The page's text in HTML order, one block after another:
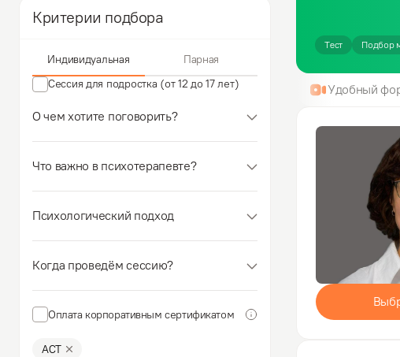
Критерии подбора
Индивидуальная
Парная
Сессия для подростка (от 12 до 17 лет)
О чем хотите поговорить?
Что важно в психотерапевте?
Психологический подход
Когда проведём сессию?
Оплата корпоративным сертификатом
АСТ
Тест Подбор
Удобный